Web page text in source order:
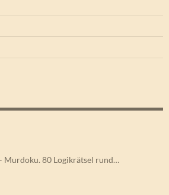
Murdoku. 80 Logikrätsel rund…